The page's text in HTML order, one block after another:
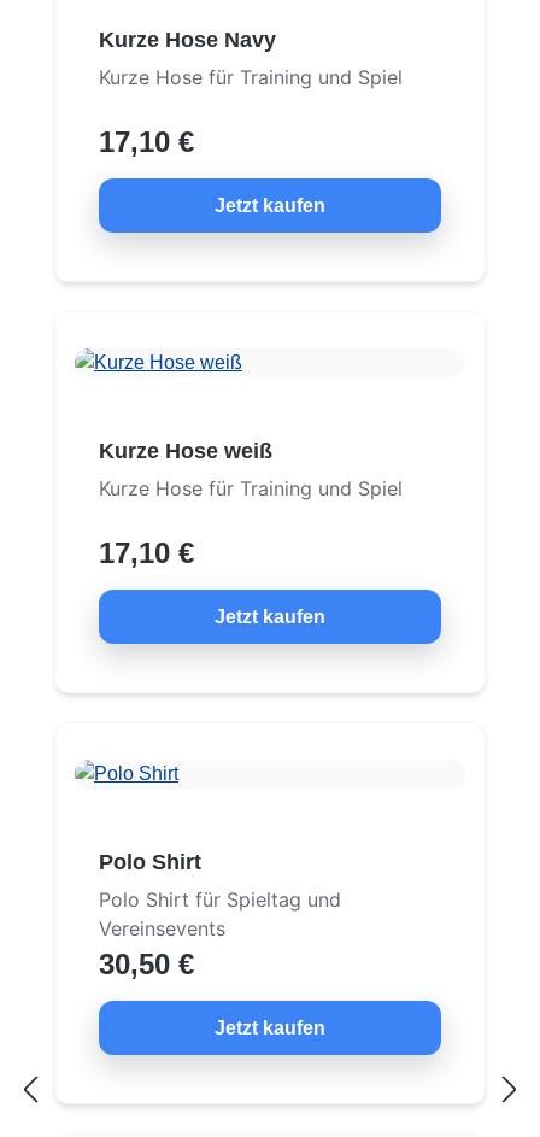
Kurze Hose Navy
Kurze Hose für Training und Spiel
17,10 €
Jetzt kaufen
Kurze Hose weiß
Kurze Hose für Training und Spiel
17,10 €
Jetzt kaufen
Polo Shirt
Polo Shirt für Spieltag und
Vereinsevents
30,50 €
Jetzt kaufen